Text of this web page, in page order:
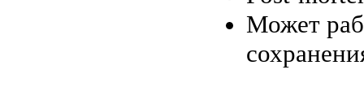
Может